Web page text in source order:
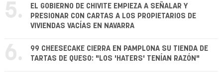
5.
EL GOBIERNO DE CHIVITE EMPIEZA A SEÑALAR Y
PRESIONAR CON CARTAS A LOS PROPIETARIOS DE
VIVIENDAS VACÍAS EN NAVARRA
6.
99 CHEESECAKE CIERRA EN PAMPLONA SU TIENDA DE
TARTAS DE QUESO: "LOS 'HATERS' TENÍAN RAZÓN"